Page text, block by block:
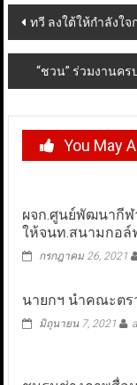
Post
navigation
ทวี ลงใต้ให้กำลังใ
“ชวน” ร่วมงานคร
You May
ผจก.ศูนย์พัฒนากีฬ
ให้จนท.สนามกอล์
กรกฎาคม 26, 2021
นายกฯ นำคณะตร
มิถุนายน 7, 2021